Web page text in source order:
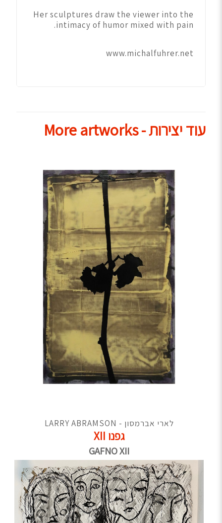
Her sculptures draw the viewer into the
intimacy of humor mixed with pain.
www.michalfuhrer.net
עוד יצירות - More artworks
לארי אברמסון - LARRY ABRAMSON
גפנו XII
GAFNO XII